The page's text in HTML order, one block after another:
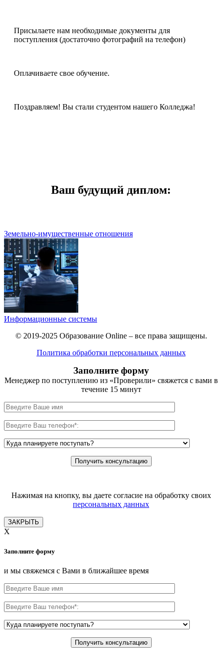
Присылаете нам необходимые документы для
поступления (достаточно фотографий на телефон)
Оплачиваете свое обучение.
Поздравляем! Вы стали студентом нашего Колледжа!
Ваш будущий диплом:
Земельно-имущественные отношения
Информационные системы
© 2019-2025 Образование Online – все права защищены.
Политика обработки персональных данных
Заполните форму
Менеджер по поступлению из «Проверили» свяжется с вами в
течение 15 минут
Нажимая на кнопку, вы даете согласие на обработку своих
персональных данных
ЗАКРЫТЬ
X
Заполните форму
и мы свяжемся с Вами в ближайшее время